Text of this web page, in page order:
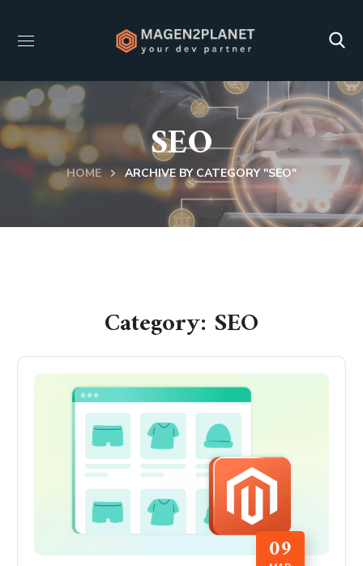
SEO
HOME ARCHIVE BY CATEGORY "SEO"
Category: SEO
09